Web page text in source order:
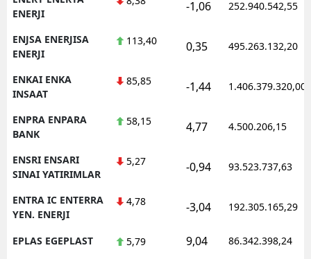
ENERJI
-1,06 252.940.542,55
ENJSA ENERJISA
ENERJI
113,40 0,35 495.263.132,20
ENKAI ENKA
INSAAT
85,85 -1,44 1.406.379.320,00
ENPRA ENPARA
BANK
58,15 4,77 4.500.206,15
ENSRI ENSARI
SINAI YATIRIMLAR
5,27 -0,94 93.523.737,63
ENTRA IC ENTERRA
YEN. ENERJI
4,78 -3,04 192.305.165,29
EPLAS EGEPLAST 5,79 9,04 86.342.398,24